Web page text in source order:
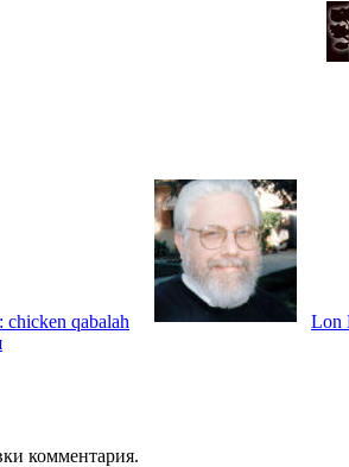
qabalah Lon
комментария.